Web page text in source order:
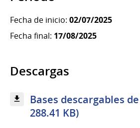
Fecha de inicio: 02/07/2025
Fecha final: 17/08/2025
Descargas
Bases descargables de
288.41 KB)